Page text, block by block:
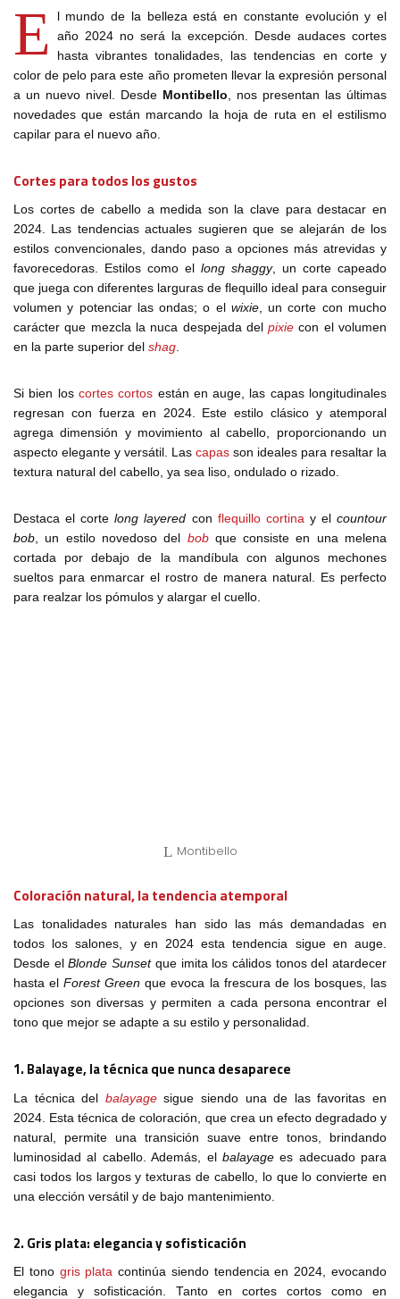
E
l mundo de la belleza está en constante evolución y el
año 2024 no será la excepción. Desde audaces cortes
hasta vibrantes tonalidades, las tendencias en corte y
color de pelo para este año prometen llevar la expresión personal
a un nuevo nivel. Desde Montibello, nos presentan las últimas
novedades que están marcando la hoja de ruta en el estilismo
capilar para el nuevo año.
Cortes para todos los gustos
Los cortes de cabello a medida son la clave para destacar en
2024. Las tendencias actuales sugieren que se alejarán de los
estilos convencionales, dando paso a opciones más atrevidas y
favorecedoras. Estilos como el long shaggy, un corte capeado
que juega con diferentes larguras de flequillo ideal para conseguir
volumen y potenciar las ondas; o el wixie, un corte con mucho
carácter que mezcla la nuca despejada delpixie con el volumen
en la parte superior del shag.
Si bien los cortes cortos están en auge, las capas longitudinales
regresan con fuerza en 2024. Este estilo clásico y atemporal
agrega dimensión y movimiento al cabello, proporcionando un
aspecto elegante y versátil. Las capas son ideales para resaltar la
textura natural del cabello, ya sea liso, ondulado o rizado.
Destaca el cortelong layered con flequillo cortinay elcountour
bob, un estilo novedoso del bobque consiste en una melena
cortada por debajo de la mandíbula con algunos mechones
sueltos para enmarcar el rostro de manera natural. Es perfecto
para realzar los pómulos y alargar el cuello.
Montibello
Coloración natural, la tendencia atemporal
Las tonalidades naturales han sido las más demandadas en
todos los salones, y en 2024 esta tendencia sigue en auge.
Desde elBlonde Sunsetque imita los cálidos tonos del atardecer
hasta elForest Greenque evoca la frescura de los bosques, las
opciones son diversas y permiten a cada persona encontrar el
tono que mejor se adapte a su estilo y personalidad.
1. Balayage, la técnica que nunca desaparece
La técnica del balayagesigue siendo una de las favoritas en
2024. Esta técnica de coloración, que crea un efecto degradado y
natural, permite una transición suave entre tonos, brindando
luminosidad al cabello. Además, el balayagees adecuado para
casi todos los largos y texturas de cabello, lo que lo convierte en
una elección versátil y de bajo mantenimiento.
2. Gris plata: elegancia y sofisticación
El tono gris plata continúa siendo tendencia en 2024, evocando
elegancia y sofisticación. Tanto en cortes cortos como en